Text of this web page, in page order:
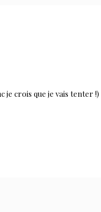
je crois que je vais tenter !)